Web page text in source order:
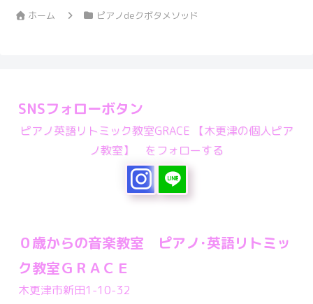
ホーム ピアノdeクボタメソッド
SNSフォローボタン
ピアノ英語リトミック教室GRACE 【木更津の個人ピア
ノ教室】 をフォローする
０歳からの音楽教室 ピアノ･英語リトミッ
ク教室ＧＲＡＣＥ
木更津市新田1-10-32